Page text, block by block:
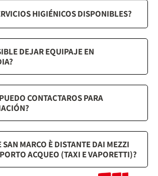
HIGIÉNICOS DISPONIBLES?
DEJAR EQUIPAJE EN
CONTACTAROS PARA
SAN MARCO È DISTANTE DAI MEZZI
ACQUEO (TAXI E VAPORETTI)?